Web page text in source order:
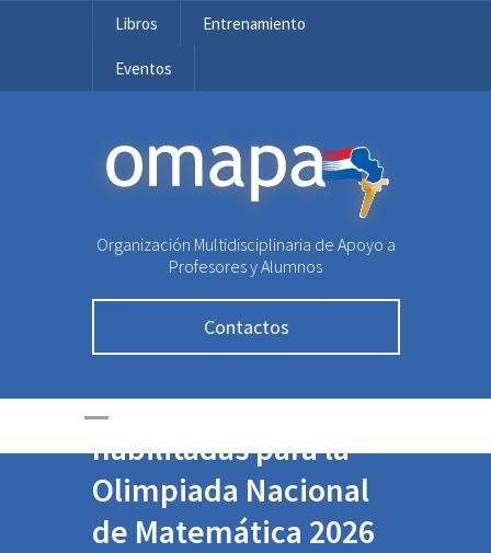
Libros Entrenamiento
Eventos
OMAPA
Organización Multidisciplinaria de Apoyo a
Profesores y Alumnos
Contactos
Inscripciones
habilitadas para la
Olimpiada Nacional
de Matemática 2026